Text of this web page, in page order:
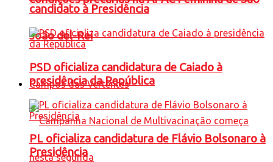
João del-Rei
Campos das Vertentes
candidato à Presidência
PSD oficializa candidatura de Caiado à
presidência da República
PL oficializa candidatura de Flávio Bolsonaro à
Presidência